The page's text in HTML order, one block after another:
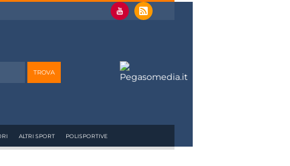
ALTRI SPORT POLISPORTIVE